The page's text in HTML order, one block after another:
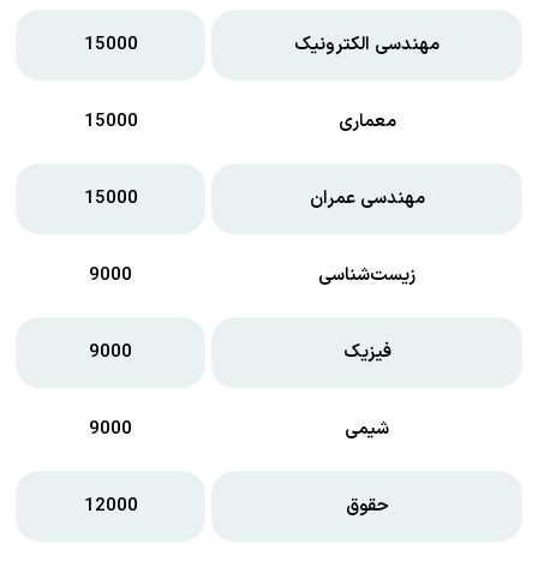
مهندسی الکترونیک 15000
معماری 15000
مهندسی عمران 15000
زیست‌شناسی 9000
فیزیک 9000
شیمی 9000
حقوق 12000